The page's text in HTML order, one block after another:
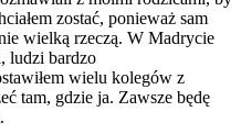
zostać, ponieważ sam
wielką rzeczą. W Madrycie
ludzi bardzo
wielu kolegów z
tam, gdzie ja. Zawsze będę